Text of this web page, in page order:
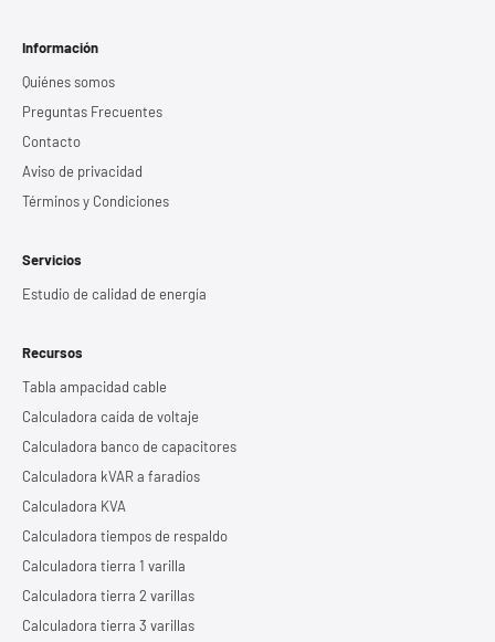
Información
Quiénes somos
Preguntas Frecuentes
Contacto
Aviso de privacidad
Términos y Condiciones
Servicios
Estudio de calidad de energía
Recursos
Tabla ampacidad cable
Calculadora caída de voltaje
Calculadora banco de capacitores
Calculadora kVAR a faradios
Calculadora KVA
Calculadora tiempos de respaldo
Calculadora tierra 1 varilla
Calculadora tierra 2 varillas
Calculadora tierra 3 varillas